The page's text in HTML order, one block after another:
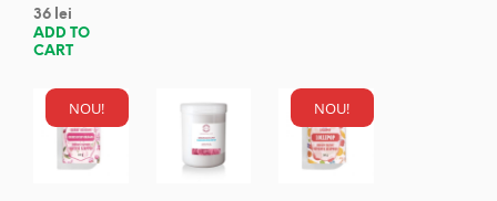
36 lei
ADD TO
CART
NOU! NOU!